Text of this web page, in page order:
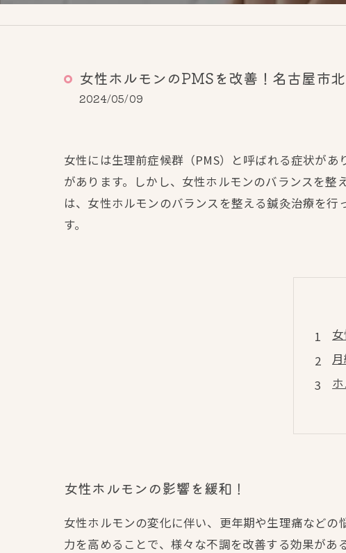
女性ホルモンのPMSを改善！名古屋市
2024/05/09
女性には生理前症候群（PMS）と呼ばれる症状が
があります。しかし、女性ホルモンのバランスを
は、女性ホルモンのバランスを整える鍼灸治療を
す。
女性ホルモンの影響を緩和！
女性ホルモンの変化に伴い、更年期や生理痛など
力を高めることで、様々な不調を改善する効果が